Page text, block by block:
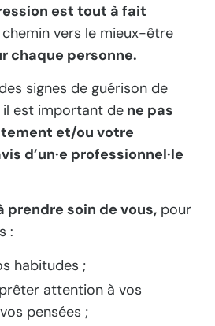
est tout à fait
chemin vers le mieux-être
chaque personne.
signes de guérison de
est important de ne pas
et/ou votre
d’un·e professionnel·le
prendre soin de vous, pour
:
habitudes ;
attention à vos
pensées ;